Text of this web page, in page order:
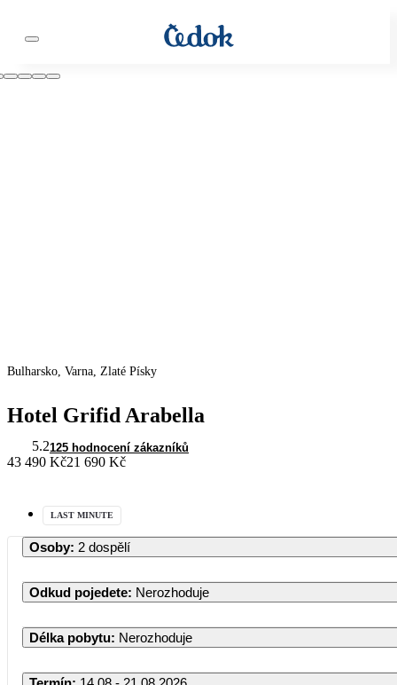
Bulharsko, Varna, Zlaté Písky
Hotel Grifid Arabella
5.2125 hodnocení zákazníků
43 490 Kč21 690 Kč
LAST MINUTE
Osoby: 2 dospělí
Odkud pojedete: Nerozhoduje
Délka pobytu: Nerozhoduje